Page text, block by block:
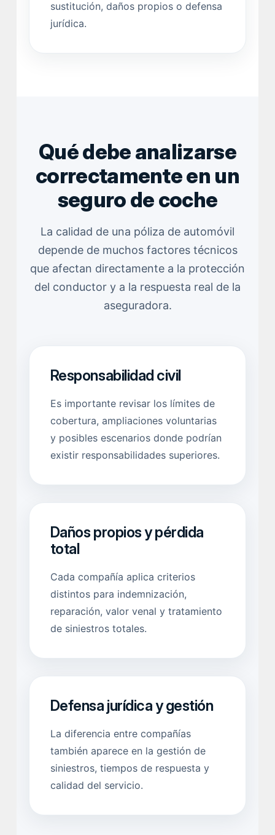
sustitución, daños propios o defensa
jurídica.
Qué debe analizarse
correctamente en un
seguro de coche
La calidad de una póliza de automóvil
depende de muchos factores técnicos
que afectan directamente a la protección
del conductor y a la respuesta real de la
aseguradora.
Responsabilidad civil
Es importante revisar los límites de
cobertura, ampliaciones voluntarias
y posibles escenarios donde podrían
existir responsabilidades superiores.
Daños propios y pérdida
total
Cada compañía aplica criterios
distintos para indemnización,
reparación, valor venal y tratamiento
de siniestros totales.
Defensa jurídica y gestión
La diferencia entre compañías
también aparece en la gestión de
siniestros, tiempos de respuesta y
calidad del servicio.